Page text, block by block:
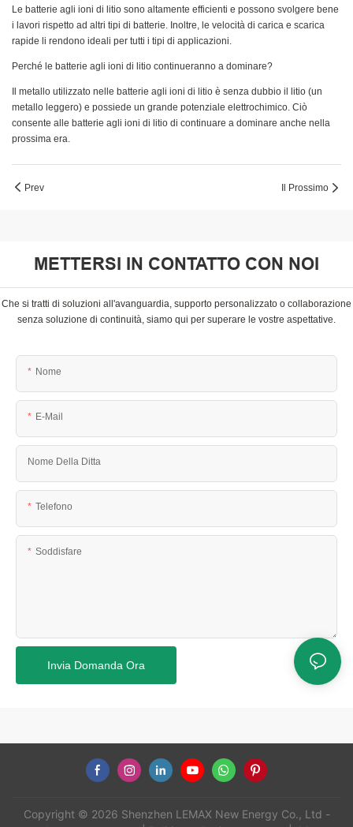
Le batterie agli ioni di litio sono altamente efficienti e possono svolgere bene
i lavori rispetto ad altri tipi di batterie. Inoltre, le velocità di carica e scarica
rapide li rendono ideali per tutti i tipi di applicazioni.
Perché le batterie agli ioni di litio continueranno a dominare?
Il metallo utilizzato nelle batterie agli ioni di litio è senza dubbio il litio (un
metallo leggero) e possiede un grande potenziale elettrochimico. Ciò
consente alle batterie agli ioni di litio di continuare a dominare anche nella
prossima era.
Prev Il Prossimo
METTERSI IN CONTATTO CON NOI
Che si tratti di soluzioni all'avanguardia, supporto personalizzato o collaborazione
senza soluzione di continuità, siamo qui per superare le vostre aspettative.
Nome
E-Mail
Nome Della Ditta
Telefono
Soddisfare
Invia Domanda Ora
Copyright © 2026 Shenzhen LEMAX New Energy Co., Ltd -